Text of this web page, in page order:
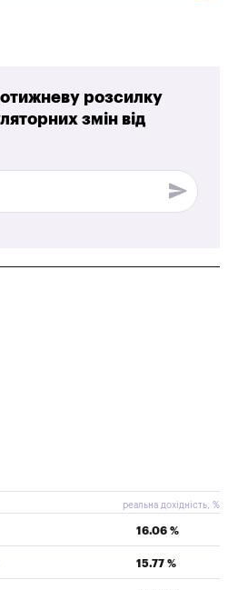
розсилку
змін від
реальна дохідність, %
16.06 %
15.77 %